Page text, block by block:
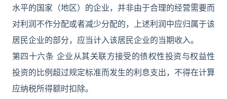
水平的国家（地区）的企业，并非由于合理的经营需要而
对利润不作分配或者减少分配的，上述利润中应归属于该
居民企业的部分，应当计入该居民企业的当期收入。
第四十六条 企业从其关联方接受的债权性投资与权益性
投资的比例超过规定标准而发生的利息支出，不得在计算
应纳税所得额时扣除。